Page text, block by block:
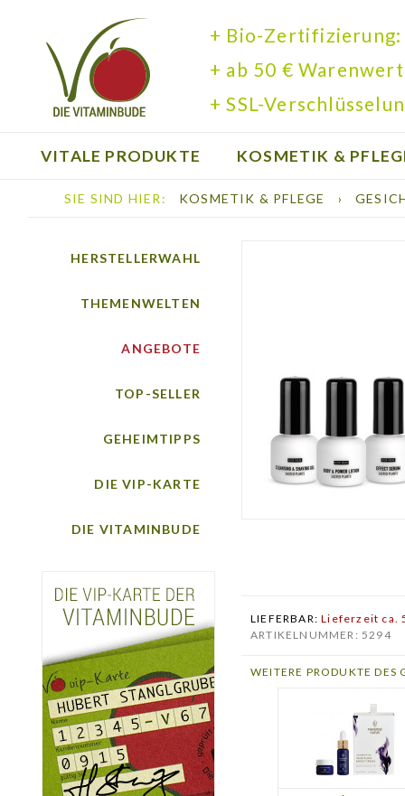
+ Bio-Zertifizierung:
+ ab 50 €
+ SSL-
VITALE PRODUKTE KOSMETIK &
BÜCHER
SIE SIND HIER: KOSMETIK & PFLEGE ›
HERSTELLERWAHL
THEMENWELTEN
ANGEBOTE
TOP-SELLER
GEHEIMTIPPS
DIE VIP-KARTE
DIE VITAMINBUDE
LIEFERBAR:Lieferzeit ca.
ARTIKELNUMMER: 5294
WEITERE PRODUKTE DES